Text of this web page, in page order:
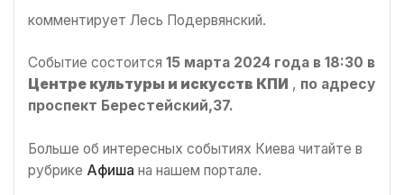
комментирует Лесь Подервянский.
Событие состоится 15 марта 2024 года в 18:30 в
Центре культуры и искусств КПИ , по адресу
проспект Берестейский,37.
Больше об интересных событиях Киева читайте в
рубрике Афиша на нашем портале.